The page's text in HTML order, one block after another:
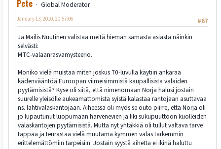
Pete
Global Moderator
#67
January 13, 2010, 20:57:06
Ja Mailis Nuutinen valistaa meitä hieman samasta asiasta näinkin
selvästi:
MTC-valaanrasvamysteerio.
Moniko vielä muistaa miten joskus 70-luvulla käytiin ankaraa
kädenvääntöä Euroopan viimeisimmistä kaupallisista valaiden
pyytämisistä? Kyse oli siitä, että nimenomaan Norja halusi jostain
suurelle yleisölle aukeamattomista syistä kalastaa rantojaan asuttavaa
ns. lahtivalaskantojaan. Aiheessa oli myös se outo piirre, että Norja oli
jo lupautunut luopumaan harvenevien ja liki sukupuuttoon kuolleiden
valaskantojen pyytämisistä. Mutta nyt yhtäkkiä oli tullut valtava tarve
tappaa ja teurastaa vielä muutama kymmen valas tarkemmin
erittelemättömiin tarpeisiin. Jostain syystä aihetta ei ikinä haluttu